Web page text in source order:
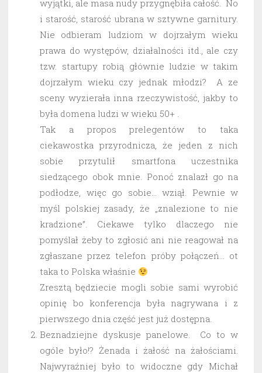
wyjątki, ale masa nudy przygnębiła całość. No
i starość, starość ubrana w sztywne garnitury.
Nie odbieram ludziom w dojrzałym wieku
prawa do występów, działalności itd., ale czy
tzw. startupy robią głównie ludzie w takim
dojrzałym wieku czy jednak młodzi? A ze
sceny wyzierała inna rzeczywistość, jakby to
była domena ludzi w wieku 50+ .
Tak a propos prelegentów to taka
ciekawostka przyrodnicza, że jeden z nich
sobie przytulił smartfona uczestnika
siedzącego obok mnie. Ponoć znalazł go na
podłodze, więc go sobie… wziął. Pewnie w
myśl polskiej zasady, że „znalezione to nie
kradzione”. Ciekawe tylko dlaczego nie
pomyślał żeby to zgłosić ani nie reagował na
zgłaszane przez telefon próby połączeń… ot
taka to Polska właśnie
Zresztą będziecie mogli sobie sami wyrobić
opinię bo konferencja była nagrywana i z
pierwszego dnia część jest już dostępna.
Beznadziejne dyskusje panelowe. Co to w
ogóle było!? Żenada i żałość na żałościami.
Najwyraźniej było to widoczne gdy Michał